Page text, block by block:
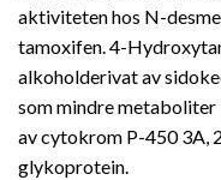
aktiviteten hos N-
tamoxifen. 4-
alkoholderivat av
som mindre metaboliter
av cytokrom P-450 3A,
glykoprotein.